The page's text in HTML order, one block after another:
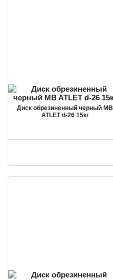
Диск обрезиненный черный MB
ATLET d-26 15кг